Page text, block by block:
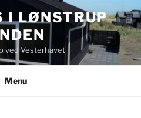
I LØNSTRUP
ved Vesterhavet
Menu